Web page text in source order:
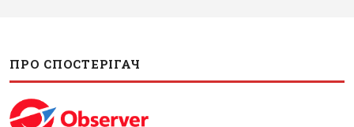
ПРО СПОСТЕРІГАЧ